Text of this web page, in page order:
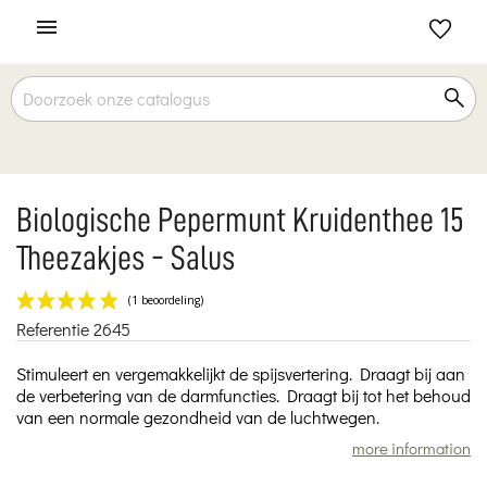

Biologische Pepermunt Kruidenthee 15
Theezakjes - Salus
Referentie2645
Stimuleert en vergemakkelijkt de spijsvertering. Draagt bij aan
de verbetering van de darmfuncties. Draagt bij tot het behoud
van een normale gezondheid van de luchtwegen.
more information